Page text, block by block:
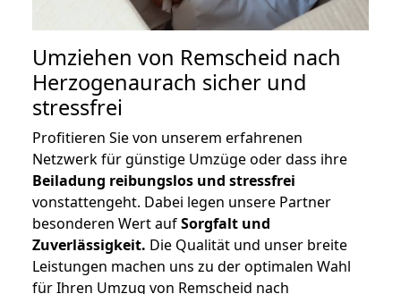
Umziehen von Remscheid nach
Herzogenaurach sicher und
stressfrei
Profitieren Sie von unserem erfahrenen
Netzwerk für günstige Umzüge oder dass ihre
Beiladung reibungslos und stressfrei
vonstattengeht. Dabei legen unsere Partner
besonderen Wert aufSorgfalt und
Zuverlässigkeit. Die Qualität und unser breite
Leistungen machen uns zu der optimalen Wahl
für Ihren Umzug von Remscheid nach